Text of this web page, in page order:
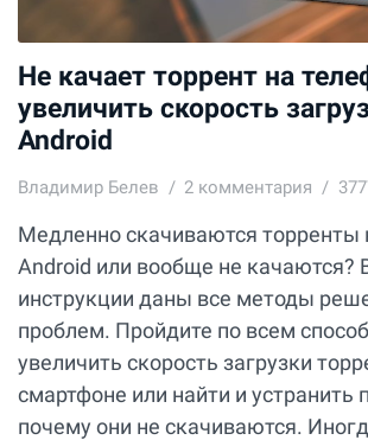
Не качает торрент на
увеличить скорость
Android
Владимир Белев 2 комментария
Медленно скачиваются торренты
Android или вообще не качаются?
инструкции даны все методы
проблем. Пройдите по всем
увеличить скорость загрузки
смартфоне или найти и устранить
почему они не скачиваются.